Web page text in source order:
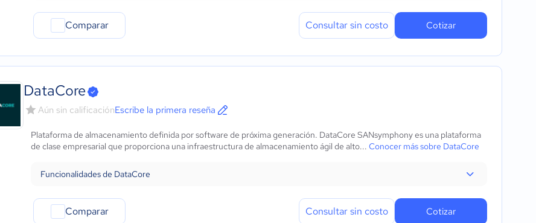
Aeroespacial y defensa
Moda y textiles
Comparar Consultar sin costo Cotizar
DataCore
Aún sin calificaciónEscribe la primera reseña
Plataforma de almacenamiento definida por software de próxima generación. DataCore SANsymphony es una plataforma
de clase empresarial que proporciona una infraestructura de almacenamiento ágil de alto... Conocer más sobre DataCore
Funcionalidades de DataCore
Comparar Consultar sin costo Cotizar